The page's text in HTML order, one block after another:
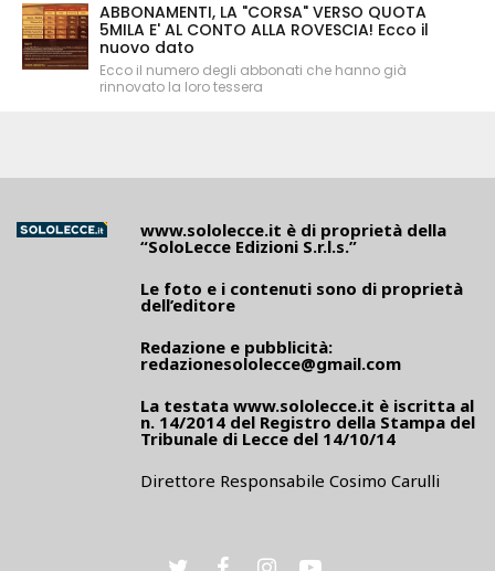
ABBONAMENTI, LA "CORSA" VERSO QUOTA
5MILA E' AL CONTO ALLA ROVESCIA! Ecco il
nuovo dato
Ecco il numero degli abbonati che hanno già
rinnovato la loro tessera
www.sololecce.it è di proprietà della
“SoloLecce Edizioni S.r.l.s.”
Le foto e i contenuti sono di proprietà
dell’editore
Redazione e pubblicità:
redazionesololecce@gmail.com
La testata www.sololecce.it è iscritta al
n. 14/2014 del Registro della Stampa del
Tribunale di Lecce del 14/10/14
Direttore Responsabile Cosimo Carulli